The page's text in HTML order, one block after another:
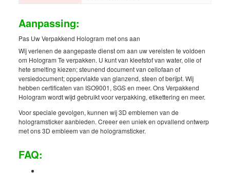
Aanpassing:
Pas Uw Verpakkend Hologram met ons aan
Wij verlenen de aangepaste dienst om aan uw vereisten te voldoen
om Hologram Te verpakken. U kunt van kleefstof van water, olie of
hete smelting kiezen; steunend document van cellofaan of
versiedocument; oppervlakte van glanzend, steen of berijpt. Wij
hebben certificaten van ISO9001, SGS en meer. Ons Verpakkend
Hologram wordt wijd gebruikt voor verpakking, etikettering en meer.
Voor speciale gevolgen, kunnen wij 3D emblemen van de
hologramsticker aanbieden. Creeer een uniek en opvallend ontwerp
met ons 3D embleem van de hologramsticker.
FAQ: